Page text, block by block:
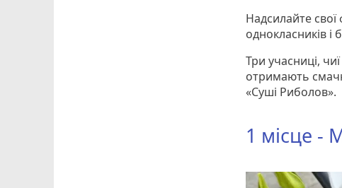
Надсилайте свої
однокласників і
Три учасниці,
отримають
«Суші Риболов».
1 місце -